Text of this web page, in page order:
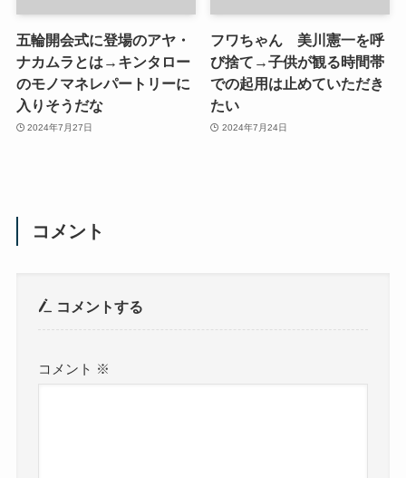
五輪開会式に登場のアヤ・
ナカムラとは→キンタロー
のモノマネレパートリーに
入りそうだな
2024年7月27日
フワちゃん 美川憲一を呼
び捨て→子供が観る時間帯
での起用は止めていただき
たい
2024年7月24日
コメント
コメントする
コメント ※